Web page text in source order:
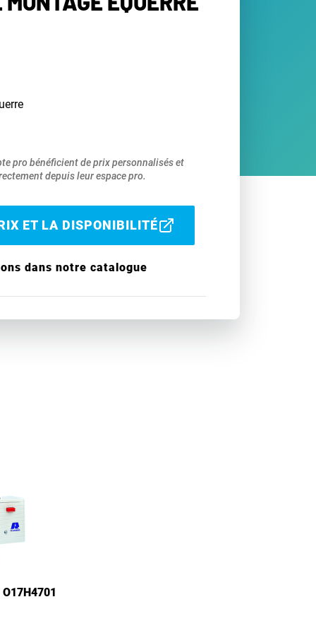
pro bénéficient de prix personnalisés et
depuis leur espace pro.
ET LA DISPONIBILITÉ
dans notre catalogue